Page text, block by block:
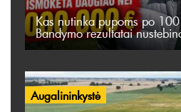
Kas nutinka pupoms po
Bandymo rezultatai
Augalininkystė